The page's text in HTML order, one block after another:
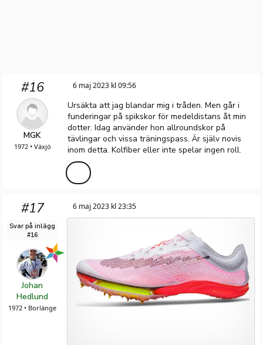
#16
MGK
1972 • Växjö
6 maj 2023 kl 09:56
Ursäkta att jag blandar mig i tråden. Men går i
funderingar på spikskor för medeldistans åt min
dotter. Idag använder hon allroundskor på
tävlingar och vissa träningspass. Är själv novis
inom detta. Kolfiber eller inte spelar ingen roll.
#17
Svar på inlägg
#16
Johan
Hedlund
1972 • Borlänge
6 maj 2023 kl 23:35